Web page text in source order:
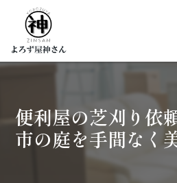
便利屋の芝刈り依
市の庭を手間なく